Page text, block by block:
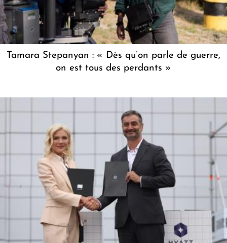
Tamara Stepanyan : « Dès qu’on parle de guerre,
on est tous des perdants »